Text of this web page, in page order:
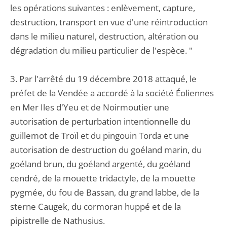
les opérations suivantes : enlèvement, capture,
destruction, transport en vue d'une réintroduction
dans le milieu naturel, destruction, altération ou
dégradation du milieu particulier de l'espèce. "
3. Par l'arrêté du 19 décembre 2018 attaqué, le
préfet de la Vendée a accordé à la société Éoliennes
en Mer Iles d'Yeu et de Noirmoutier une
autorisation de perturbation intentionnelle du
guillemot de Troïl et du pingouin Torda et une
autorisation de destruction du goéland marin, du
goéland brun, du goéland argenté, du goéland
cendré, de la mouette tridactyle, de la mouette
pygmée, du fou de Bassan, du grand labbe, de la
sterne Caugek, du cormoran huppé et de la
pipistrelle de Nathusius.